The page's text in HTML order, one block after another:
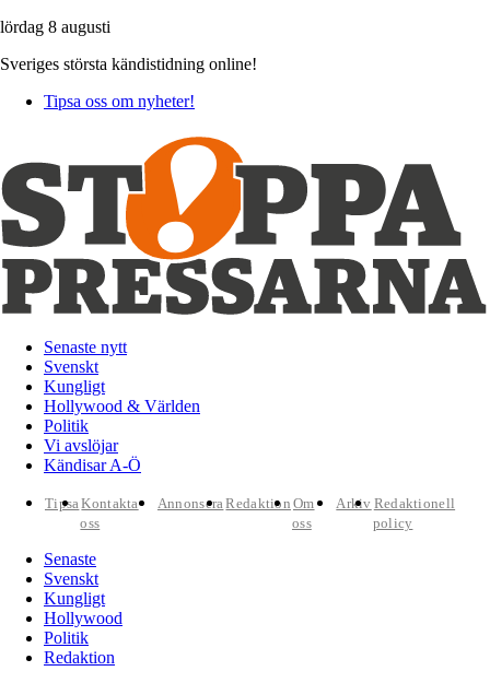
lördag 8 augusti
Sveriges största kändistidning online!
Tipsa oss om nyheter!
Senaste nytt
Svenskt
Kungligt
Hollywood & Världen
Politik
Vi avslöjar
Kändisar A-Ö
TipsaKontakta
oss
AnnonseraRedaktion Om
oss
Arkiv Redaktionell
policy
Senaste
Svenskt
Kungligt
Hollywood
Politik
Redaktion